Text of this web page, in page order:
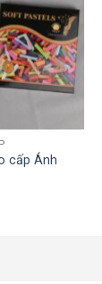
cấp Ánh